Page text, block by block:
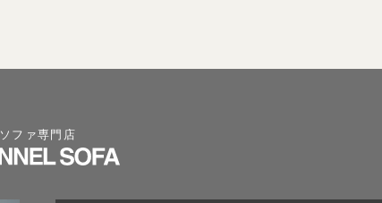
ソファ専門店